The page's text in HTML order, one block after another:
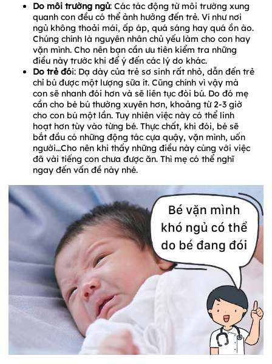
Do môi trường ngủ: Các tác động từ môi trường xung
quanh con đều có thể ảnh hưởng đến trẻ. Ví như nơi
ngủ không thoải mái, ấp áp, quá sáng hay quá ồn ào.
Chúng chính là nguyên nhân chủ yếu làm cho con hay
vặn mình. Cho nên bạn cần ưu tiên kiểm tra những
điều này trước khi để ý đến các lý do khác.
Do trẻ đói: Dạ dày của trẻ sơ sinh rất nhỏ, dẫn đến trẻ
chỉ bú được một lượng sữa ít. Cũng chính vì vậy mà
con sẽ nhanh đói hơn và sẽ liên tục đòi bú. Do đó mẹ
cần cho bé bú thường xuyên hơn, khoảng từ 2-3 giờ
cho con bú một lần. Tuy nhiên việc này có thể linh
hoạt hơn tùy vào từng bé. Thực chất, khi đói, bé sẽ
bắt đầu có những động tác cựa quậy, vặn mình, uốn
người…Cho nên khi thấy những điều này cùng với việc
đã vài tiếng con chưa được ăn. Thì mẹ có thể nghĩ
ngay đến vấn đề này nhé.